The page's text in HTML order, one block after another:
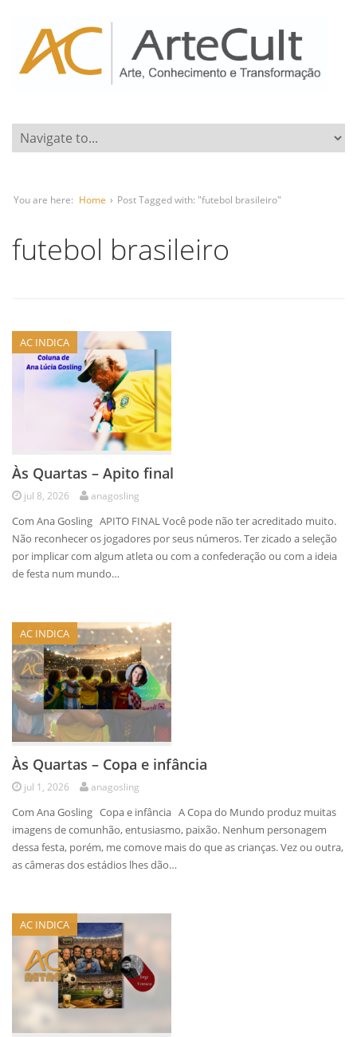
You are here: Home › Post Tagged with: "futebol brasileiro"
futebol brasileiro
AC INDICA
Às Quartas – Apito final
jul 8, 2026 anagosling
Com Ana Gosling APITO FINAL Você pode não ter acreditado muito.
Não reconhecer os jogadores por seus números. Ter zicado a seleção
por implicar com algum atleta ou com a confederação ou com a ideia
de festa num mundo…
AC INDICA
Às Quartas – Copa e infância
jul 1, 2026 anagosling
Com Ana Gosling Copa e infância A Copa do Mundo produz muitas
imagens de comunhão, entusiasmo, paixão. Nenhum personagem
dessa festa, porém, me comove mais do que as crianças. Vez ou outra,
as câmeras dos estádios lhes dão…
AC INDICA